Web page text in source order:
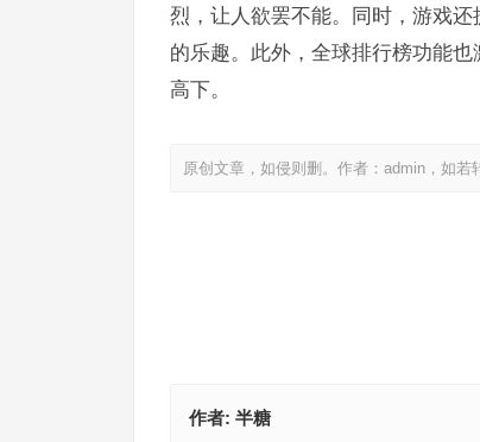
烈，让人欲罢不能。同时，游戏
的乐趣。此外，全球排行榜功能
高下。
原创文章，如侵则删。作者：admin，如若
作者: 半糖